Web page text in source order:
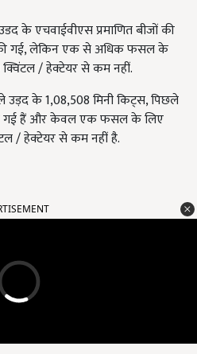
के एचवाईवीएस प्रमाणित बीजों की
की गई, लेकिन एक से अधिक फसल के
क्विंटल / हेक्टेयर से कम नहीं.
उड़द के 1,08,508 मिनी किट्स, पिछले
की गई हैं और केवल एक फसल के लिए
/ हेक्टेयर से कम नहीं है.